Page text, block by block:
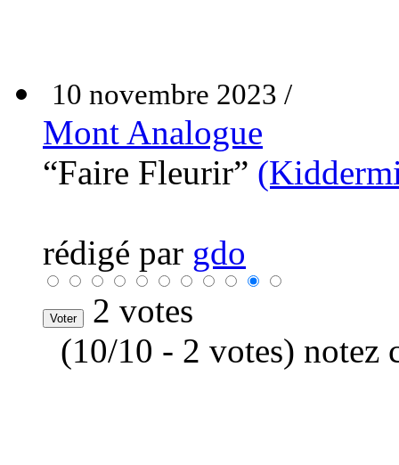
10 novembre 2023 /
Mont Analogue
“Faire Fleurir”
rédigé par gdo
2 votes
(10/10 - 2 votes) notez